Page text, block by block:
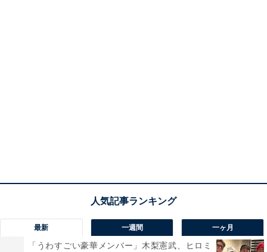
最新 一週間 一ヶ月
「うわすごい豪華メンバー」木梨憲武、ヒロミ